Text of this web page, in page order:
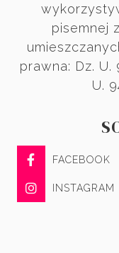
pisemnej
prawna: Dz. U.
U.
FACEBOOK
INSTAGRAM